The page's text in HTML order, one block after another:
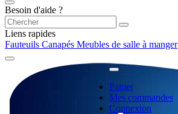
Besoin d'aide ?
Liens rapides
Fauteuils Canapés Meubles de salle à manger
Panier
Mes commandes
Connexion